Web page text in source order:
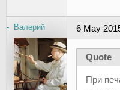
Валерий 6 May
Quote
При